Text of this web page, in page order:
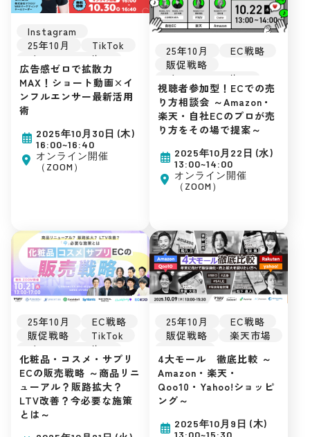
Instagram
25年10月
TikTok
インフルエンサー
アーカイブ配信
SNSマーケティング
自社EC
初めてのEC
広告運用
集客ノウハウ
広告感ゼロで拡散力
MAX！ショート動画×イ
ンフルエンサー最新活用
術
2025年10月30日 (木)
16:00~16:40
オンライン開催
（ZOOM）
25年10月
EC戦略
販促戦略
インフルエンサー
楽天市場
Amazon
D2C
自社EC
初めてのEC
集客ノウハウ
視聴者参加型！ECでの売
り方相談会 ～Amazon・
楽天・自社ECのプロが売
り方をその場で提案～
2025年10月22日 (水)
13:00~14:00
オンライン開催
（ZOOM）
25年10月
EC戦略
販促戦略
TikTok
インフルエンサー
楽天市場
Amazon
Yahoo!ショッピング
D2C
美容・コスメ
SNSマーケティング
自社EC
初めてのEC
化粧品・コスメ・サプリ
ECの販売戦略 ～商品リニ
ューアル？販路拡大？
LTV改善？今必要な施策
とは～
25年10月
EC戦略
販促戦略
楽天市場
Yahoo!ショッピング
Qoo10
D2C
SNSマーケティング
自社EC
初めてのEC
広告運用
4大モール 徹底比較 ～
Amazon・楽天・
Qoo10・Yahoo!ショッピ
ング～
2025年10月9日 (木)
13:00~15:30